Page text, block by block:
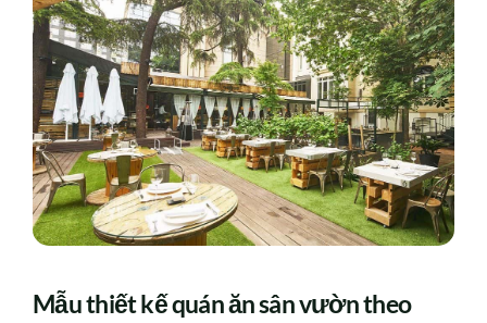
Mẫu thiết kế quán ăn sân vườn theo